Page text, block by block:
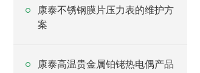
康泰不锈钢膜片压力表的维护方
案
康泰高温贵金属铂铑热电偶产品